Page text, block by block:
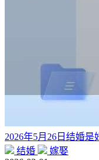
2026年5月26日结婚
结婚
嫁娶